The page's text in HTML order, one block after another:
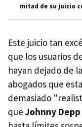
mitad de su juicio
Este juicio tan
que los usuarios
hayan dejado de
abogados que
demasiado
que Johnny